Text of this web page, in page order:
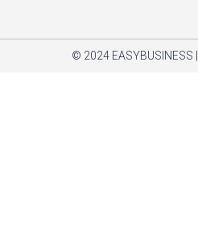
© 2024 EASYBUSINESS